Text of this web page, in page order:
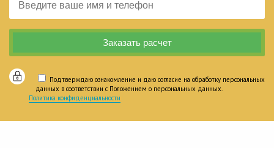
Подтверждаю ознакомление и даю согласие на обработку персональных
данных в соответствии с Положением о персональных данных.
Политика конфиденциальности